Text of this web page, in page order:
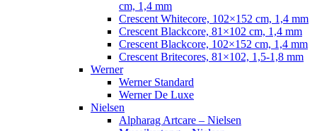
cm, 1,4 mm
Crescent Whitecore, 102×152 cm, 1,4 mm
Crescent Blackcore, 81×102 cm, 1,4 mm
Crescent Blackcore, 102×152 cm, 1,4 mm
Crescent Britecores, 81×102, 1,5-1,8 mm
Werner
Werner Standard
Werner De Luxe
Nielsen
Alpharag Artcare – Nielsen